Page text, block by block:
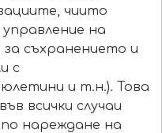
чиито
на
за съхранението и
с
и т.н.). Това
всички случаи
нареждане на